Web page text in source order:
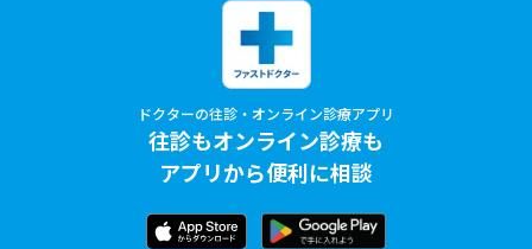
ドクターの往診・オンライン診療アプリ
往診もオンライン診療も
アプリから便利に相談